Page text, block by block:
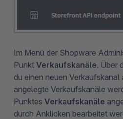
Im Menü der Shopware
Punkt Verkaufskanäle. Über
du einen neuen Verkaufskanal
angelegte Verkaufskanäle
Punktes Verkaufskanäle
durch Anklicken bearbeitet